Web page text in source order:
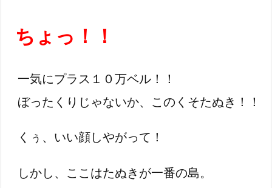
ちょっ！！
一気にプラス１０万ベル！！
ぼったくりじゃないか、このくそたぬき！！
くぅ、いい顔しやがって！
しかし、ここはたぬきが一番の島。